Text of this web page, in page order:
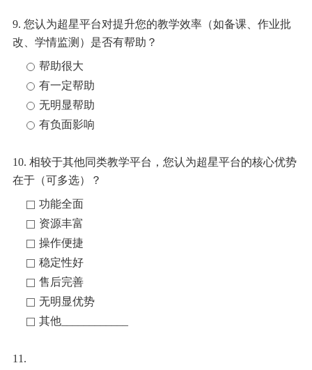
9. 您认为超星平台对提升您的教学效率（如备课、作业批
改、学情监测）是否有帮助？
帮助很大
有一定帮助
无明显帮助
有负面影响
10. 相较于其他同类教学平台，您认为超星平台的核心优势
在于（可多选）？
功能全面
资源丰富
操作便捷
稳定性好
售后完善
无明显优势
其他____________
11.